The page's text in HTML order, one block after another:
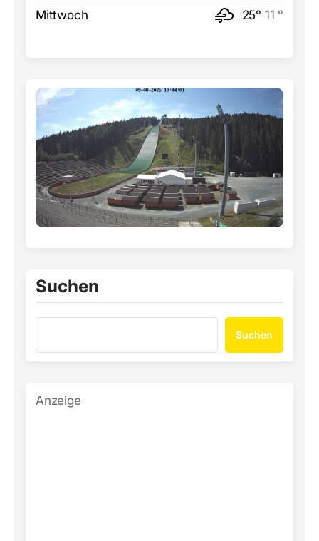
Mittwoch 25° 11 °
Suchen
Suchen
Anzeige